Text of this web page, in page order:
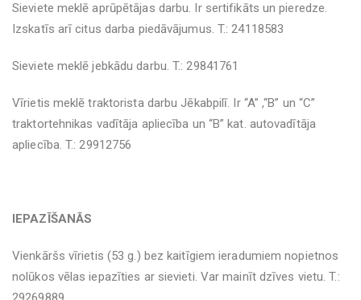
Sieviete meklē aprūpētājas darbu. Ir sertifikāts un pieredze.
Izskatīs arī citus darba piedāvājumus. T.: 24118583
Sieviete meklē jebkādu darbu. T.: 29841761
Vīrietis meklē traktorista darbu Jēkabpilī. Ir “A” ,“B” un “C”
traktortehnikas vadītāja apliecība un “B” kat. autovadītāja
apliecība. T.: 29912756
IEPAZĪŠANĀS
Vienkāršs vīrietis (53 g.) bez kaitīgiem ieradumiem nopietnos
nolūkos vēlas iepazīties ar sievieti. Var mainīt dzīves vietu. T.: